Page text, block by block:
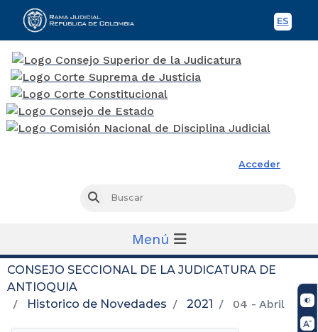
ES
Acceder
Buscar
Menú
CONSEJO SECCIONAL DE LA JUDICATURA DE
ANTIOQUIA
Historico de Novedades
2021 04 - Abril